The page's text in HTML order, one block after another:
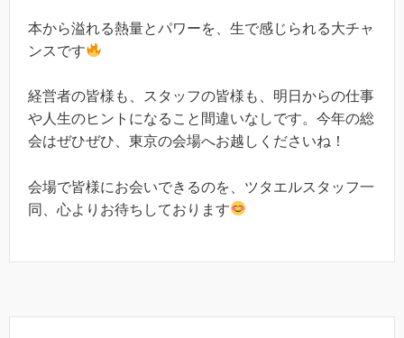
本から溢れる熱量とパワーを、生で感じられる大チャ
ンスです
経営者の皆様も、スタッフの皆様も、明日からの仕事
や人生のヒントになること間違いなしです。今年の総
会はぜひぜひ、東京の会場へお越しくださいね！
会場で皆様にお会いできるのを、ツタエルスタッフ一
同、心よりお待ちしております